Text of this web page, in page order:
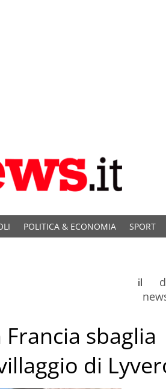
POLITICA & ECONOMIA SPORT
il
sbaglia
di